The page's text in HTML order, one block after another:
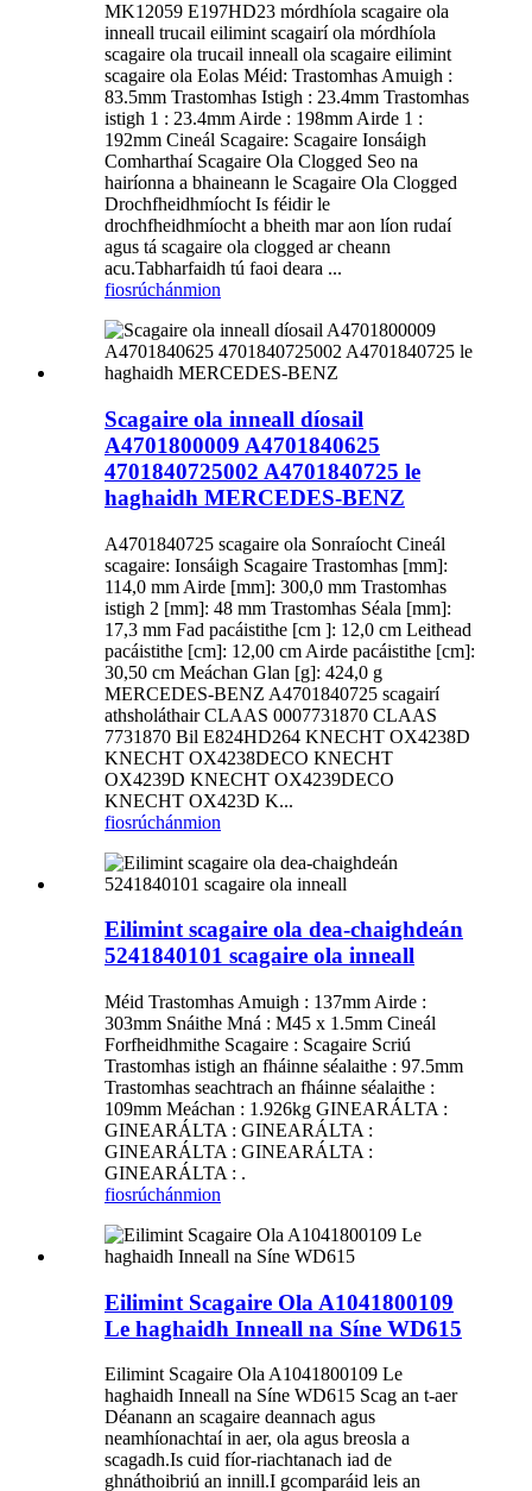
MK12059 E197HD23 mórdhíola scagaire ola
inneall trucail eilimint scagairí ola mórdhíola
scagaire ola trucail inneall ola scagaire eilimint
scagaire ola Eolas Méid: Trastomhas Amuigh :
83.5mm Trastomhas Istigh : 23.4mm Trastomhas
istigh 1 : 23.4mm Airde : 198mm Airde 1 :
192mm Cineál Scagaire: Scagaire Ionsáigh
Comharthaí Scagaire Ola Clogged Seo na
hairíonna a bhaineann le Scagaire Ola Clogged
Drochfheidhmíocht Is féidir le
drochfheidhmíocht a bheith mar aon líon rudaí
agus tá scagaire ola clogged ar cheann
acu.Tabharfaidh tú faoi deara ...
fiosrúchánmion
Scagaire ola inneall díosail
A4701800009 A4701840625
4701840725002 A4701840725 le
haghaidh MERCEDES-BENZ
A4701840725 scagaire ola Sonraíocht Cineál
scagaire: Ionsáigh Scagaire Trastomhas [mm]:
114,0 mm Airde [mm]: 300,0 mm Trastomhas
istigh 2 [mm]: 48 mm Trastomhas Séala [mm]:
17,3 mm Fad pacáistithe [cm ]: 12,0 cm Leithead
pacáistithe [cm]: 12,00 cm Airde pacáistithe [cm]:
30,50 cm Meáchan Glan [g]: 424,0 g
MERCEDES-BENZ A4701840725 scagairí
athsholáthair CLAAS 0007731870 CLAAS
7731870 Bil E824HD264 KNECHT OX4238D
KNECHT OX4238DECO KNECHT
OX4239D KNECHT OX4239DECO
KNECHT OX423D K...
fiosrúchánmion
Eilimint scagaire ola dea-chaighdeán
5241840101 scagaire ola inneall
Méid Trastomhas Amuigh : 137mm Airde :
303mm Snáithe Mná : M45 x 1.5mm Cineál
Forfheidhmithe Scagaire : Scagaire Scriú
Trastomhas istigh an fháinne séalaithe : 97.5mm
Trastomhas seachtrach an fháinne séalaithe :
109mm Meáchan : 1.926kg GINEARÁLTA :
GINEARÁLTA : GINEARÁLTA :
GINEARÁLTA : GINEARÁLTA :
GINEARÁLTA : .
fiosrúchánmion
Eilimint Scagaire Ola A1041800109
Le haghaidh Inneall na Síne WD615
Eilimint Scagaire Ola A1041800109 Le
haghaidh Inneall na Síne WD615 Scag an t-aer
Déanann an scagaire deannach agus
neamhíonachtaí in aer, ola agus breosla a
scagadh.Is cuid fíor-riachtanach iad de
ghnáthoibriú an innill.I gcomparáid leis an